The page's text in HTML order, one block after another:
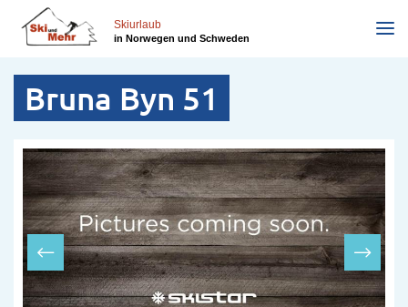
zum
Inhalt
Skiurlaub
in Norwegen und Schweden
Bruna Byn 51